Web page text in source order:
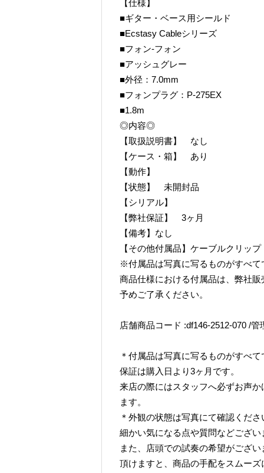
【仕様】
■ギター・ベース用シールド
■Ecstasy Cableシリーズ
■フォン-フォン
■アッシュグレー
■外径：7.0mm
■フォンプラグ：P-275EX
■1.8m
◎内容◎
【取扱説明書】 なし
【ケース・箱】 あり
【動作】
【状態】 未開封品
【シリアル】
【弊社保証】 3ヶ月
【備考】なし
【その他付属品】ケーブルクリップ
※付属品は写真に写るものがすべて
商品仕様における付属品は、弊社
予めご了承ください。
店舗商品コード :df146-2512-070 /
＊付属品は写真に写るものがすべて
保証は購入日より3ヶ月です。
来店の際にはスタッフへ必ずお声
ます。
＊外観の状態は写真にて確認くださ
細かい気になる点や質問などござ
また、店頭での試奏の希望がござ
頂けますと、商品の手配をスムーズ